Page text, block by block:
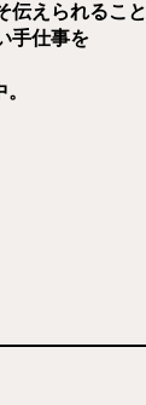
伝えられること
手仕事を